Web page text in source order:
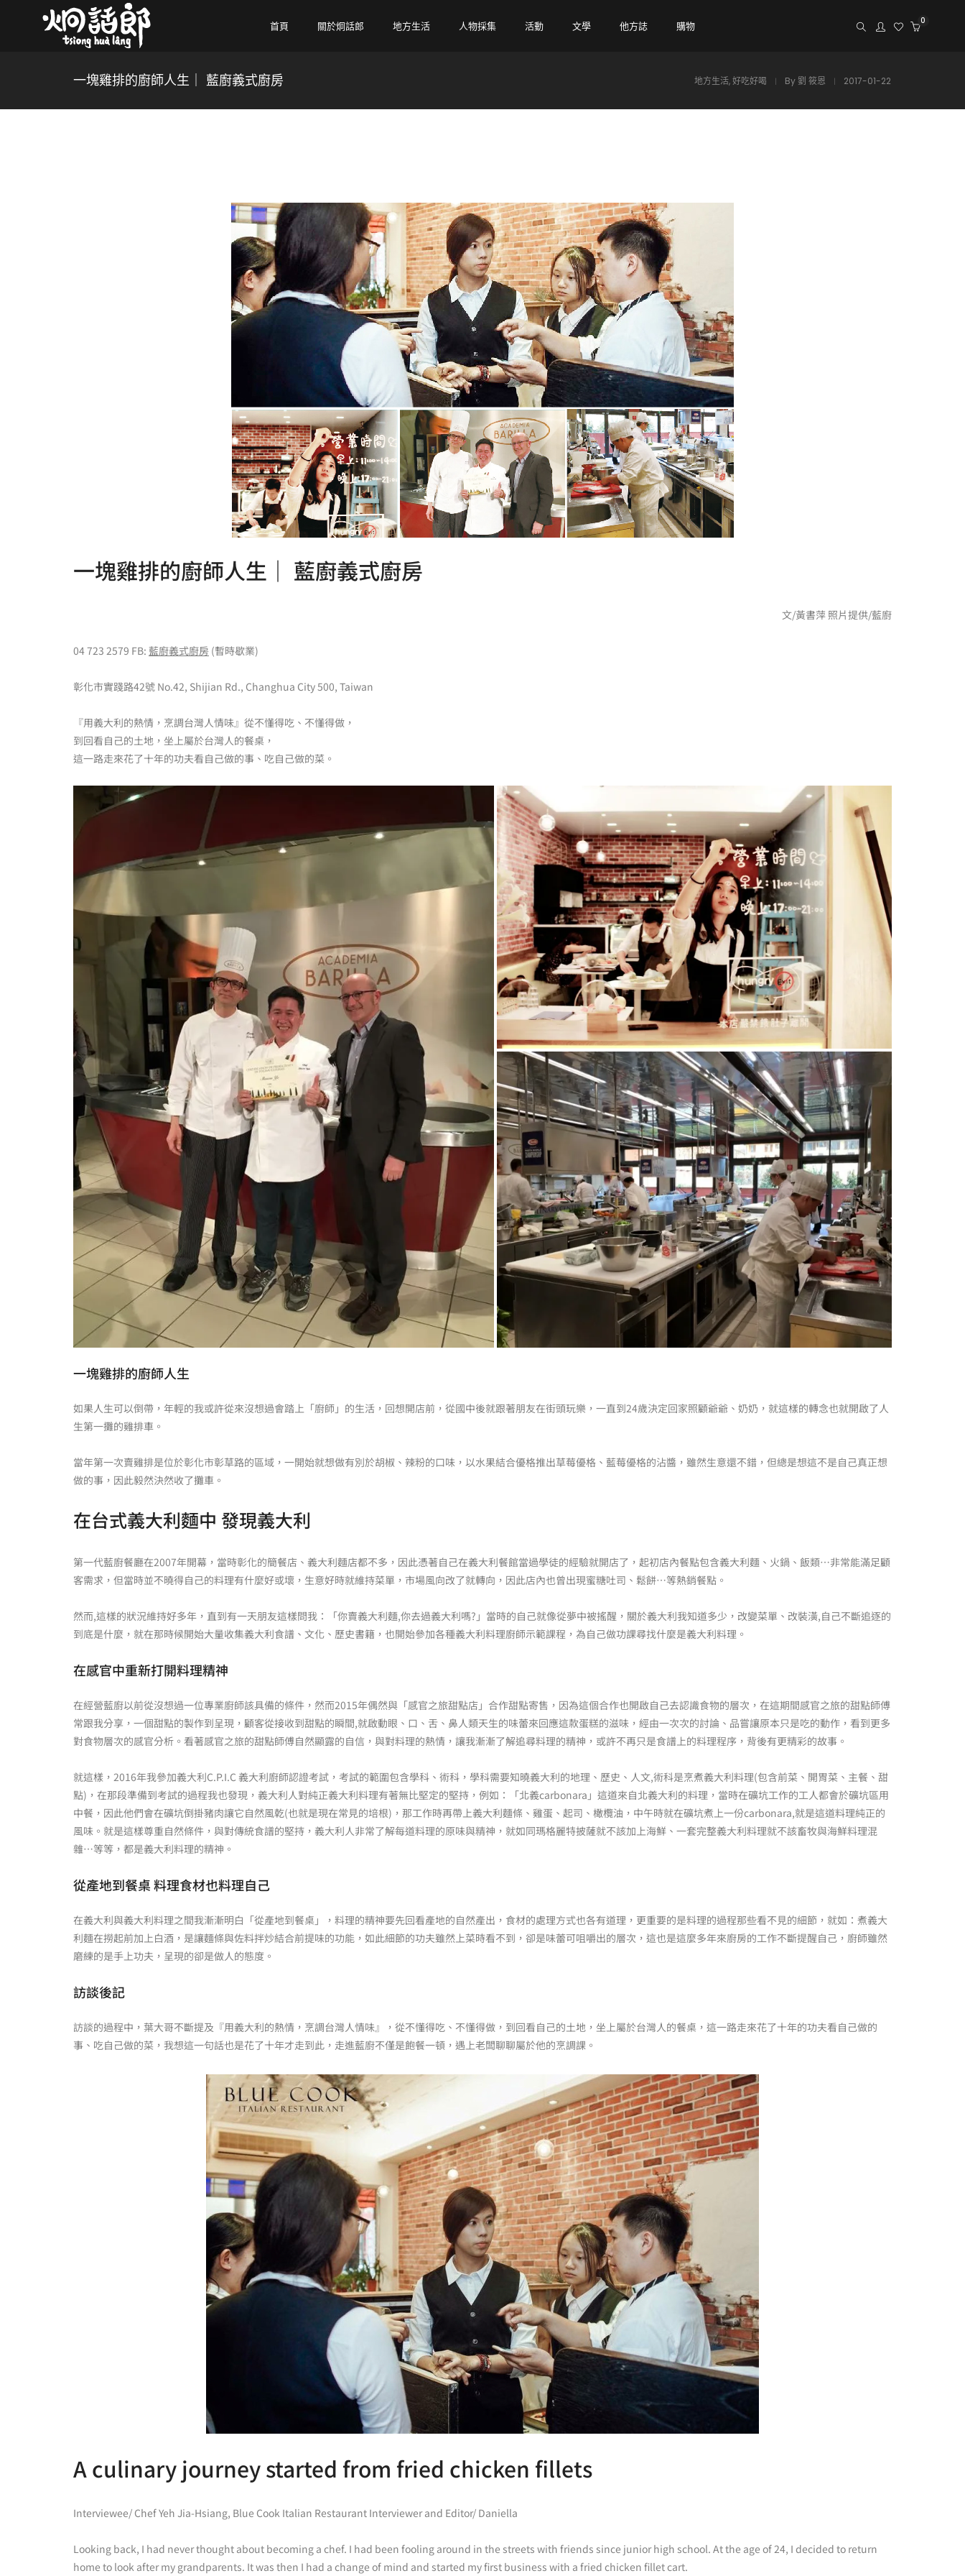
首頁 關於炯話郎 地方生活 人物採集 活動 文學 他方誌 購物 0
一塊雞排的廚師人生｜ 藍廚義式廚房 地方生活,好吃好喝 By 劉 筱恩 2017-01-22
一塊雞排的廚師人生｜ 藍廚義式廚房
文/黃書萍 照片提供/藍廚
04 723 2579 FB: 藍廚義式廚房 (暫時歇業)
彰化市實踐路42號 No.42, Shijian Rd., Changhua City 500, Taiwan
『用義大利的熱情，烹調台灣人情味』從不懂得吃、不懂得做，
到回看自己的土地，坐上屬於台灣人的餐桌，
這一路走來花了十年的功夫看自己做的事、吃自己做的菜。
一塊雞排的廚師人生
如果人生可以倒帶，年輕的我或許從來沒想過會踏上「廚師」的生活，回想開店前，從國中後就跟著朋友在街頭玩樂，一直到24歲決定回家照顧爺爺、奶奶，就這樣的轉念也就開啟了人
生第一攤的雞排車。
當年第一次賣雞排是位於彰化市彰草路的區域，一開始就想做有別於胡椒、辣粉的口味，以水果結合優格推出草莓優格、藍莓優格的沾醬，雖然生意還不錯，但總是想這不是自己真正想
做的事，因此毅然決然收了攤車。
在台式義大利麵中 發現義大利
第一代藍廚餐廳在2007年開幕，當時彰化的簡餐店、義大利麵店都不多，因此憑著自己在義大利餐館當過學徒的經驗就開店了，起初店內餐點包含義大利麵、火鍋、飯類…非常能滿足顧
客需求，但當時並不曉得自己的料理有什麼好或壞，生意好時就維持菜單，市場風向改了就轉向，因此店內也曾出現蜜糖吐司、鬆餅…等熱銷餐點。
然而,這樣的狀況維持好多年，直到有一天朋友這樣問我：「你賣義大利麵,你去過義大利嗎?」當時的自己就像從夢中被搖醒，關於義大利我知道多少，改變菜單、改裝潢,自己不斷追逐的
到底是什麼，就在那時候開始大量收集義大利食譜、文化、歷史書籍，也開始參加各種義大利料理廚師示範課程，為自己做功課尋找什麼是義大利料理。
在感官中重新打開料理精神
在經營藍廚以前從沒想過一位專業廚師該具備的條件，然而2015年偶然與「感官之旅甜點店」合作甜點寄售，因為這個合作也開啟自己去認識食物的層次，在這期間感官之旅的甜點師傅
常跟我分享，一個甜點的製作到呈現，顧客從接收到甜點的瞬間,就啟動眼、口、舌、鼻人類天生的味蕾來回應這款蛋糕的滋味，經由一次次的討論、品嘗讓原本只是吃的動作，看到更多
對食物層次的感官分析。看著感官之旅的甜點師傅自然顯露的自信，與對料理的熱情，讓我漸漸了解追尋料理的精神，或許不再只是食譜上的料理程序，背後有更精彩的故事。
就這樣，2016年我參加義大利C.P.I.C 義大利廚師認證考試，考試的範圍包含學科、術科，學科需要知曉義大利的地理、歷史、人文,術科是烹煮義大利料理(包含前菜、開胃菜、主餐、甜
點)，在那段準備到考試的過程我也發現，義大利人對純正義大利料理有著無比堅定的堅持，例如：「北義carbonara」這道來自北義大利的料理，當時在礦坑工作的工人都會於礦坑區用
中餐，因此他們會在礦坑倒掛豬肉讓它自然風乾(也就是現在常見的培根)，那工作時再帶上義大利麵條、雞蛋、起司、橄欖油，中午時就在礦坑煮上一份carbonara,就是這道料理純正的
風味。就是這樣尊重自然條件，與對傳統食譜的堅持，義大利人非常了解每道料理的原味與精神，就如同瑪格麗特披薩就不該加上海鮮、一套完整義大利料理就不該畜牧與海鮮料理混
雜…等等，都是義大利料理的精神。
從產地到餐桌 料理食材也料理自己
在義大利與義大利料理之間我漸漸明白「從產地到餐桌」，料理的精神要先回看產地的自然產出，食材的處理方式也各有道理，更重要的是料理的過程那些看不見的細節，就如：煮義大
利麵在撈起前加上白酒，是讓麵條與佐料拌炒結合前提味的功能，如此細節的功夫雖然上菜時看不到，卻是味蕾可咀嚼出的層次，這也是這麼多年來廚房的工作不斷提醒自己，廚師雖然
磨練的是手上功夫，呈現的卻是做人的態度。
訪談後記
訪談的過程中，葉大哥不斷提及『用義大利的熱情，烹調台灣人情味』，從不懂得吃、不懂得做，到回看自己的土地，坐上屬於台灣人的餐桌，這一路走來花了十年的功夫看自己做的
事、吃自己做的菜，我想這一句話也是花了十年才走到此，走進藍廚不僅是飽餐一頓，遇上老闆聊聊屬於他的烹調課。
A culinary journey started from fried chicken fillets
Interviewee/ Chef Yeh Jia-Hsiang, Blue Cook Italian Restaurant Interviewer and Editor/ Daniella
Looking back, I had never thought about becoming a chef. I had been fooling around in the streets with friends since junior high school. At the age of 24, I decided to return
home to look after my grandparents. It was then I had a change of mind and started my first business with a fried chicken fillet cart.